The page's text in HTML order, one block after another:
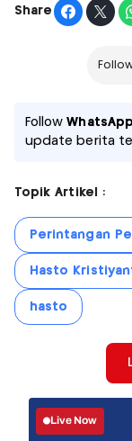
Share
Follow
update berita
Topik Artikel :
Perintangan
Hasto
hasto
Live Now